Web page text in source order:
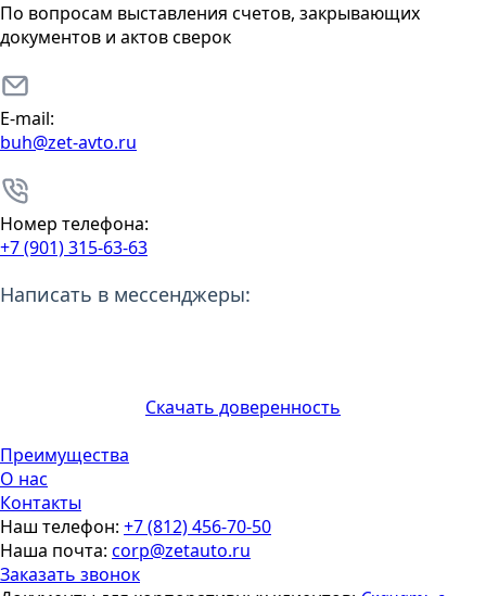
По вопросам выставления счетов, закрывающих
документов и актов сверок
E-mail:
buh@zet-avto.ru
Номер телефона:
+7 (901) 315-63-63
Написать в мессенджеры:
Скачать доверенность
Преимущества
О нас
Контакты
Наш телефон: +7 (812) 456-70-50
Наша почта: corp@zetauto.ru
Заказать звонок